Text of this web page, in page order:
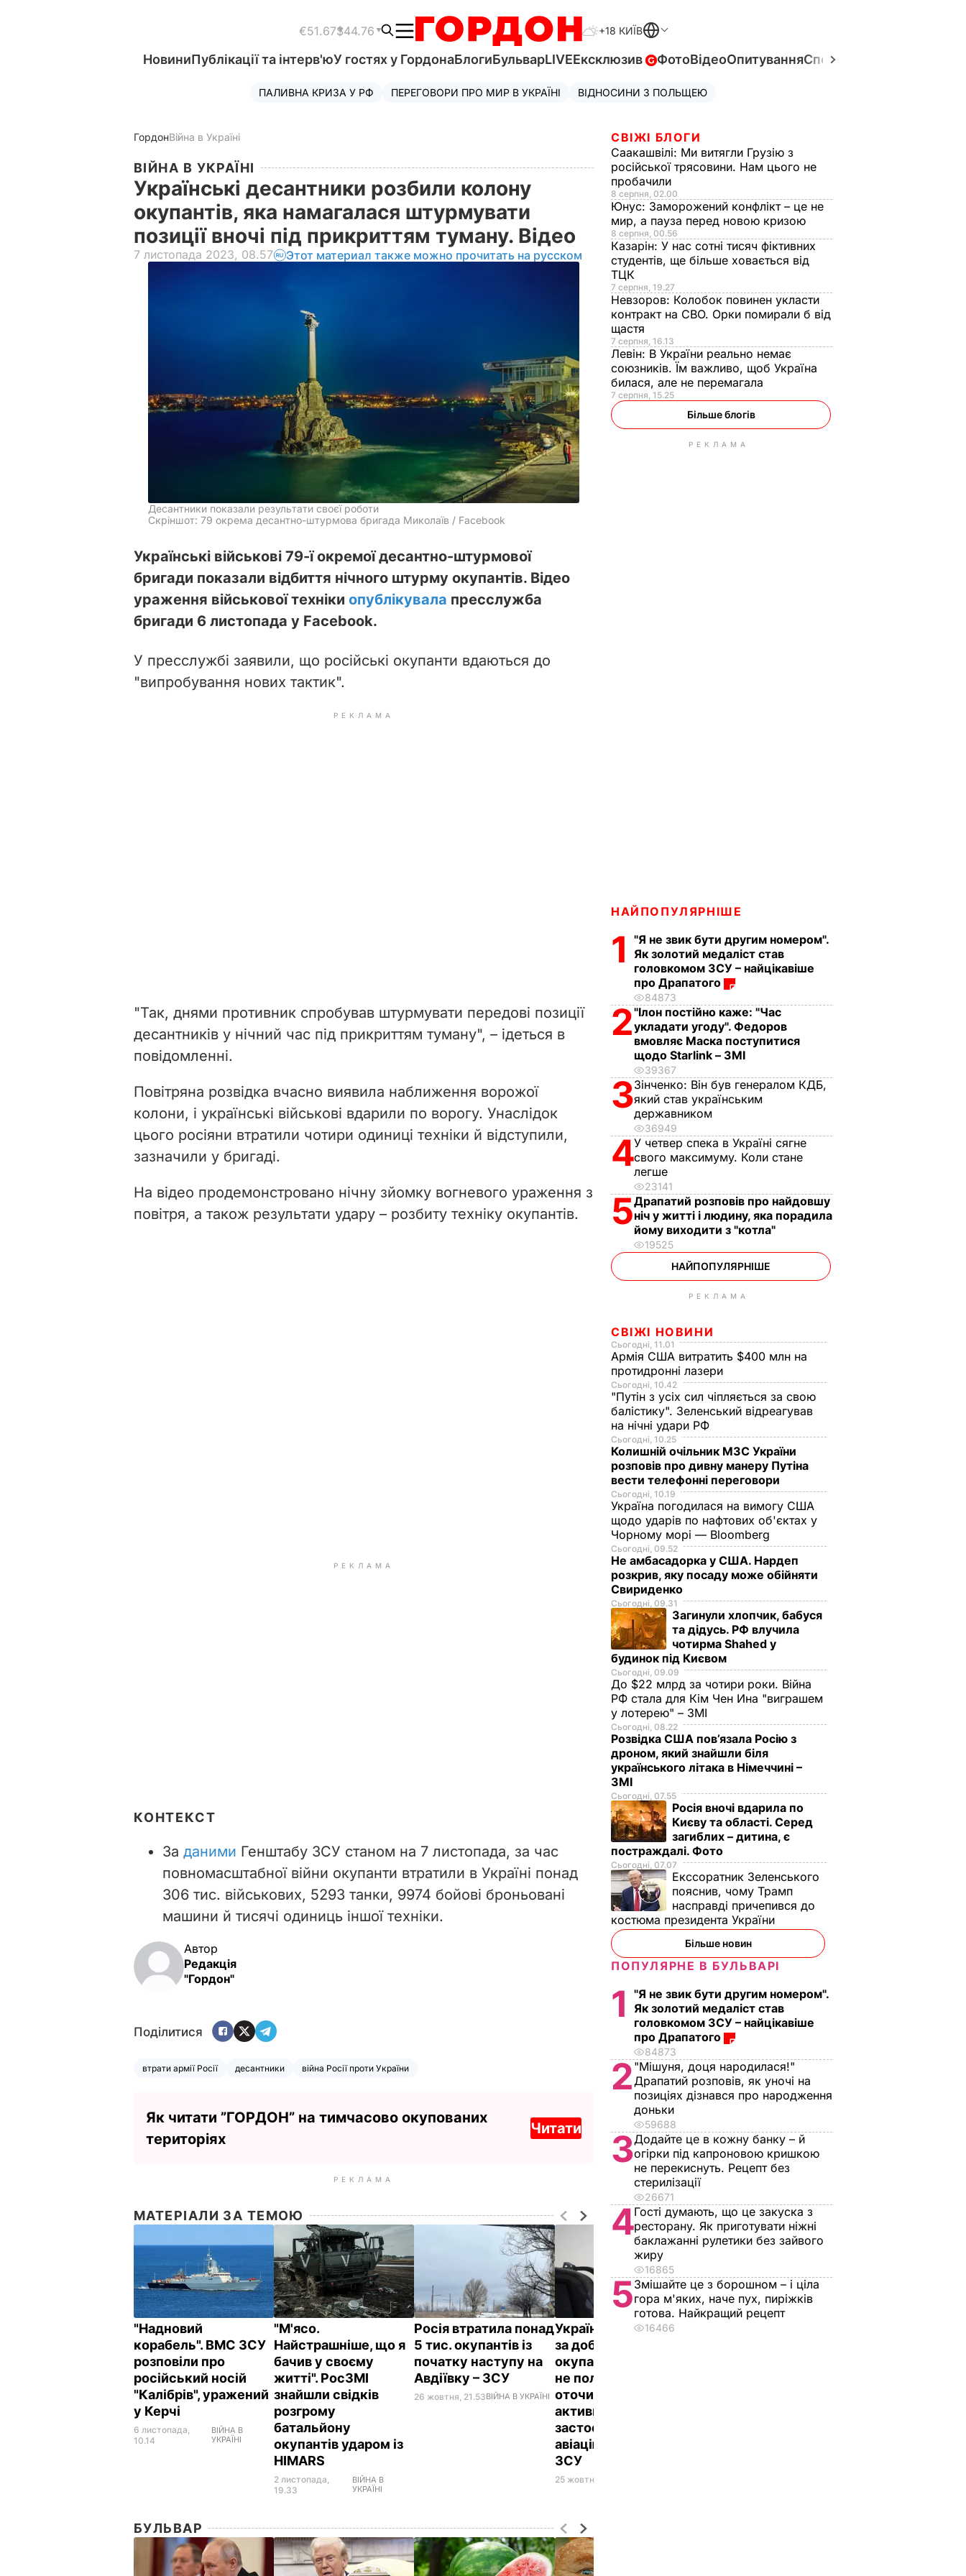
€51.67$44.76 +18 КИЇВ
НовиниПублікації та інтерв'юУ гостях у ГордонаБлогиБульварLIVEЕксклюзив ФотоВідеоОпитуванняСпецпроєкти
ПАЛИВНА КРИЗА У РФ ПЕРЕГОВОРИ ПРО МИР В УКРАЇНІ ВІДНОСИНИ З ПОЛЬЩЕЮ
ГордонВійна в Україні
ВІЙНА В УКРАЇНІ
Українські десантники розбили колону
окупантів, яка намагалася штурмувати
позиції вночі під прикриттям туману. Відео
7 листопада 2023, 08.57 Этот материал также можно прочитать на русском
Десантники показали результати своєї роботи
Скріншот: 79 окрема десантно-штурмова бригада Миколаїв / Facebook
Українські військові 79-ї окремої десантно-штурмової
бригади показали відбиття нічного штурму окупантів. Відео
ураження військової техніки опублікувала пресслужба
бригади 6 листопада у Facebook.
У пресслужбі заявили, що російські окупанти вдаються до
"випробування нових тактик".
РЕКЛАМА
"Так, днями противник спробував штурмувати передові позиції
десантників у нічний час під прикриттям туману", – ідеться в
повідомленні.
Повітряна розвідка вчасно виявила наближення ворожої
колони, і українські військові вдарили по ворогу. Унаслідок
цього росіяни втратили чотири одиниці техніки й відступили,
зазначили у бригаді.
На відео продемонстровано нічну зйомку вогневого ураження з
повітря, а також результати удару – розбиту техніку окупантів.
РЕКЛАМА
КОНТЕКСТ
За даними Генштабу ЗСУ станом на 7 листопада, за час
повномасштабної війни окупанти втратили в Україні понад
306 тис. військових, 5293 танки, 9974 бойові броньовані
машини й тисячі одиниць іншої техніки.
Автор
Редакція
"Гордон"
Поділитися
втрати армії Росії десантники війна Росії проти України
Як читати ”ГОРДОН” на тимчасово окупованих
територіях
Читати
РЕКЛАМА
МАТЕРІАЛИ ЗА ТЕМОЮ
"Надновий
корабель". ВМС ЗСУ
розповіли про
російський носій
"Калібрів", уражений
у Керчі
6 листопада,
10.14
ВІЙНА В
УКРАЇНІ
"М'ясо.
Найстрашніше, що я
бачив у своєму
житті". РосЗМІ
знайшли свідків
розгрому
батальйону
окупантів ударом із
HIMARS
2 листопада,
19.33
ВІЙНА В
УКРАЇНІ
Росія втратила понад
5 тис. окупантів із
початку наступу на
Авдіївку – ЗСУ
26 жовтня, 21.53ВІЙНА В УКРАЇНІ
Українські військові
за добу знищили 800
окупантів, противник
не полишає спроб
оточити Авдіївку,
активно
застосовуючи
авіацію – Генштаб
ЗСУ
25 жовтня, 08.01
БУЛЬВАР
СВІЖІ БЛОГИ
Саакашвілі: Ми витягли Грузію з
російської трясовини. Нам цього не
пробачили
8 серпня, 02.00
Юнус: Заморожений конфлікт – це не
мир, а пауза перед новою кризою
8 серпня, 00.56
Казарін: У нас сотні тисяч фіктивних
студентів, ще більше ховається від
ТЦК
7 серпня, 19.27
Невзоров: Колобок повинен укласти
контракт на СВО. Орки помирали б від
щастя
7 серпня, 16.13
Левін: В України реально немає
союзників. Їм важливо, щоб Україна
билася, але не перемагала
7 серпня, 15.25
Більше блогів
РЕКЛАМА
НАЙПОПУЛЯРНІШЕ
1
"Я не звик бути другим номером".
Як золотий медаліст став
головкомом ЗСУ – найцікавіше
про Драпатого
84873
2"Ілон постійно каже: "Час
укладати угоду". Федоров
вмовляє Маска поступитися
щодо Starlink – ЗМІ
39367
3Зінченко: Він був генералом КДБ,
який став українським
державником
36949
4У четвер спека в Україні сягне
свого максимуму. Коли стане
легше
23141
5Драпатий розповів про найдовшу
ніч у житті і людину, яка порадила
йому виходити з "котла"
19525
НАЙПОПУЛЯРНІШЕ
РЕКЛАМА
СВІЖІ НОВИНИ
Сьогодні, 11.01
Армія США витратить $400 млн на
протидронні лазери
Сьогодні, 10.42
"Путін з усіх сил чіпляється за свою
балістику". Зеленський відреагував
на нічні удари РФ
Сьогодні, 10.25
Колишній очільник МЗС України
розповів про дивну манеру Путіна
вести телефонні переговори
Сьогодні, 10.19
Україна погодилася на вимогу США
щодо ударів по нафтових об'єктах у
Чорному морі — Bloomberg
Сьогодні, 09.52
Не амбасадорка у США. Нардеп
розкрив, яку посаду може обійняти
Свириденко
Сьогодні, 09.31
Загинули хлопчик, бабуся
та дідусь. РФ влучила
чотирма Shahed у
будинок під Києвом
Сьогодні, 09.09
До $22 млрд за чотири роки. Війна
РФ стала для Кім Чен Ина "виграшем
у лотерею" – ЗМІ
Сьогодні, 08.22
Розвідка США пов’язала Росію з
дроном, який знайшли біля
українського літака в Німеччині –
ЗМІ
Сьогодні, 07.55
Росія вночі вдарила по
Києву та області. Серед
загиблих – дитина, є
постраждалі. Фото
Сьогодні, 07.07
Екссоратник Зеленського
пояснив, чому Трамп
насправді причепився до
костюма президента України
Більше новин
ПОПУЛЯРНЕ В БУЛЬВАРІ
1
"Я не звик бути другим номером".
Як золотий медаліст став
головкомом ЗСУ – найцікавіше
про Драпатого
84873
2 "Мішуня, доця народилася!"
Драпатий розповів, як уночі на
позиціях дізнався про народження
доньки
59688
3Додайте це в кожну банку – й
огірки під капроновою кришкою
не перекиснуть. Рецепт без
стерилізації
26671
4Гості думають, що це закуска з
ресторану. Як приготувати ніжні
баклажанні рулетики без зайвого
жиру
16865
5Змішайте це з борошном – і ціла
гора м'яких, наче пух, пиріжків
готова. Найкращий рецепт
16466